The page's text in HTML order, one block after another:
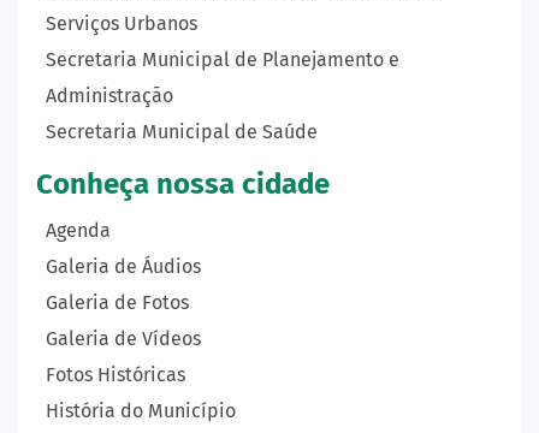
Serviços Urbanos
Secretaria Municipal de Planejamento e
Administração
Secretaria Municipal de Saúde
Conheça nossa cidade
Agenda
Galeria de Áudios
Galeria de Fotos
Galeria de Vídeos
Fotos Históricas
História do Município